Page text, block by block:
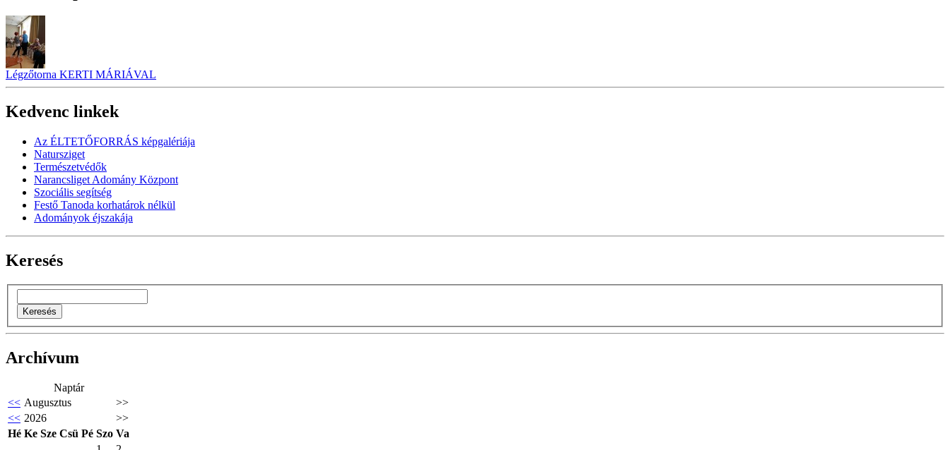
Légzőtorna KERTI MÁRIÁVAL
Kedvenc linkek
Az ÉLTETŐFORRÁS képgalériája
Natursziget
Természetvédők
Narancsliget Adomány Központ
Szociális segítség
Festő Tanoda korhatárok nélkül
Adományok éjszakája
Keresés
Archívum
Naptár
<< Augusztus
>>
<< 2026
>>
Hé Ke Sze Csü Pé Szo Va